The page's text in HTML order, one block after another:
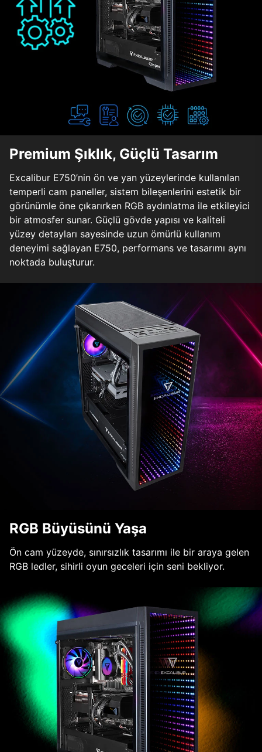
Premium Şıklık, Güçlü Tasarım
Excalibur E750’nin ön ve yan yüzeylerinde kullanılan
temperli cam paneller, sistem bileşenlerini estetik bir
görünümle öne çıkarırken RGB aydınlatma ile etkileyici
bir atmosfer sunar. Güçlü gövde yapısı ve kaliteli
yüzey detayları sayesinde uzun ömürlü kullanım
deneyimi sağlayan E750, performans ve tasarımı aynı
noktada buluşturur.
RGB Büyüsünü Yaşa
Ön cam yüzeyde, sınırsızlık tasarımı ile bir araya gelen
RGB ledler, sihirli oyun geceleri için seni bekliyor.